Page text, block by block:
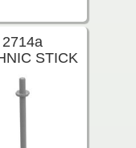
2714a
STICK